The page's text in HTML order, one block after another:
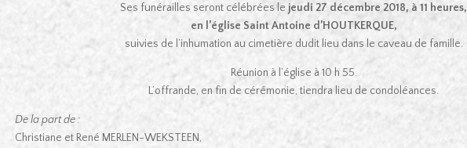
Ses funérailles seront célébrées le jeudi 27 décembre 2018, à 11 heures,
en l’église Saint Antoine d’HOUTKERQUE,
suivies de l’inhumation au cimetière dudit lieu dans le caveau de famille.
Réunion à l’église à 10 h 55.
L’offrande, en fin de cérémonie, tiendra lieu de condoléances.
De la part de :
Christiane et René MERLEN-WEKSTEEN,